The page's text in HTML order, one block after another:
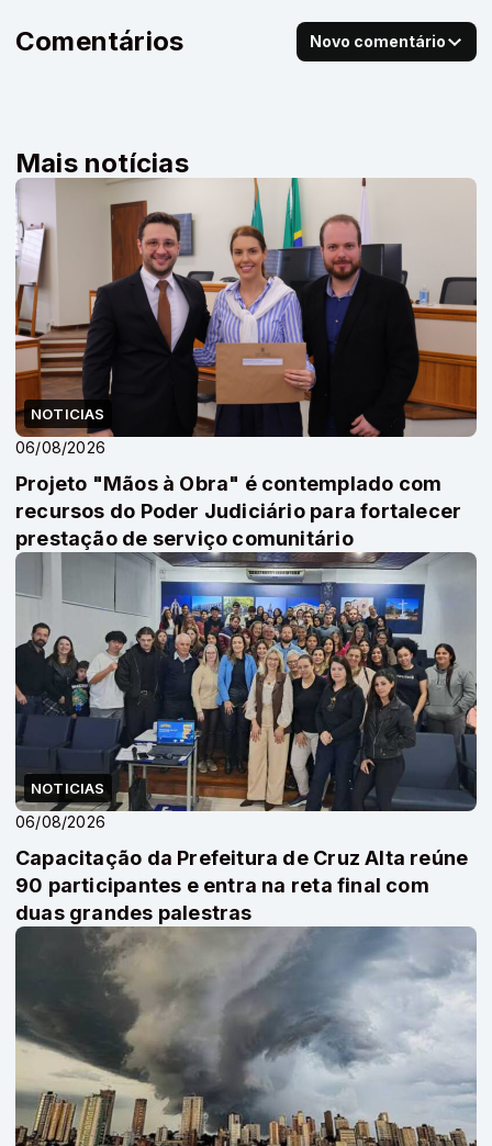
Comentários Novo comentário
Mais notícias
NOTICIAS
06/08/2026
Projeto "Mãos à Obra" é contemplado com
recursos do Poder Judiciário para fortalecer
prestação de serviço comunitário
NOTICIAS
06/08/2026
Capacitação da Prefeitura de Cruz Alta reúne
90 participantes e entra na reta final com
duas grandes palestras